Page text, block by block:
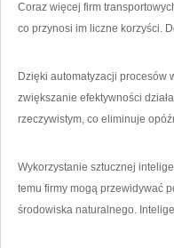
Coraz więcej firm
co przynosi im liczne korzyści.
Dzięki ⁢automatyzacji procesów
zwiększanie efektywności
rzeczywistym, co eliminuje
Wykorzystanie sztucznej
temu firmy mogą przewidywać
środowiska naturalnego.